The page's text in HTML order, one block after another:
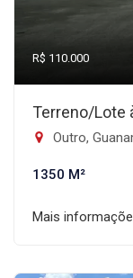
R$ 110.000
Terreno/Lote
Outro,
1350 M²
Mais